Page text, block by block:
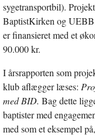
sygetransportbil).
BaptistKirken og
er finansieret med et
90.000 kr.
I årsrapporten som
klub aflægger læses:
med BID. Bag dette
baptister med
med som et eksempel